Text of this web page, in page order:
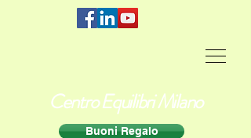
Centro Equilibri Milano
Buoni Regalo